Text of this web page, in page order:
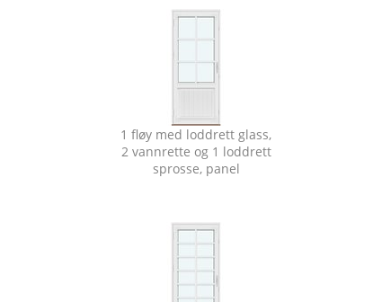
1 fløy med loddrett glass,
2 vannrette og 1 loddrett
sprosse, panel